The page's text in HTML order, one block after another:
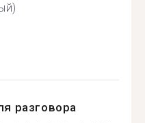
разговора